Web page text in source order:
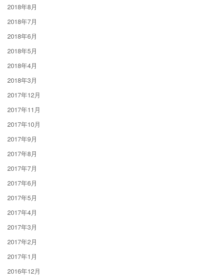
2018年8月
2018年7月
2018年6月
2018年5月
2018年4月
2018年3月
2017年12月
2017年11月
2017年10月
2017年9月
2017年8月
2017年7月
2017年6月
2017年5月
2017年4月
2017年3月
2017年2月
2017年1月
2016年12月